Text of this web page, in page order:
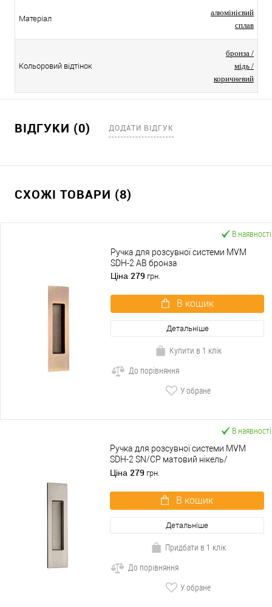
Матеріал
алюмінієвий
сплав
Кольоровий відтінок
бронза /
мідь /
коричневий
ВІДГУКИ (0) ДОДАТИ ВІДГУК
СХОЖІ ТОВАРИ (8)
В наявності
Ручка для розсувної системи MVM
SDH-2 AB бронза
Ціна 279 грн.
В кошик
Детальніше
Купити в 1 клік
До порівняння
У обране
В наявності
Ручка для розсувної системи MVM
SDH-2 SN/CP матовий нікель/
полірований хром
Ціна 279 грн.
В кошик
Детальніше
Придбати в 1 клік
До порівняння
У обране